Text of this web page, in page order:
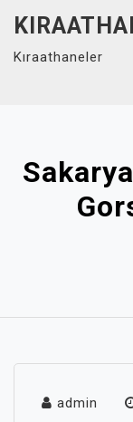
content
Kıraathaneler
admin